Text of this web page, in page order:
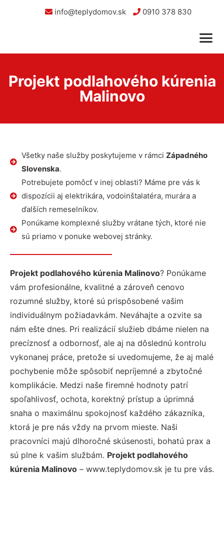
info@teplydomov.sk 0910 378 830
Projekt podlahového kúrenia
Malinovo
Všetky naše služby poskytujeme v rámci Západného
Slovenska.
Potrebujete pomôcť v inej oblasti? Máme pre vás k
dispozícii aj elektrikára, vodoinštalatéra, murára a
ďalších remeselníkov.
Ponúkame komplexné služby vrátane tých, ktoré nie
sú priamo v ponuke webovej stránky.
Projekt podlahového kúrenia Malinovo? Ponúkame
vám profesionálne, kvalitné a zároveň cenovo
rozumné služby, ktoré sú prispôsobené vašim
individuálnym požiadavkám. Neváhajte a ozvite sa
nám ešte dnes. Pri realizácií služieb dbáme nielen na
precíznosť a odbornosť, ale aj na dôslednú kontrolu
vykonanej práce, pretože si uvedomujeme, že aj malé
pochybenie môže spôsobiť nepríjemné a zbytočné
komplikácie. Medzi naše firemné hodnoty patrí
spoľahlivosť, ochota, korektný prístup a úprimná
snaha o maximálnu spokojnosť každého zákazníka,
ktorá je pre nás vždy na prvom mieste. Naši
pracovníci majú dlhoročné skúsenosti, bohatú prax a
sú plne k vašim službám. Projekt podlahového
kúrenia Malinovo – www.teplydomov.sk je tu pre vás.